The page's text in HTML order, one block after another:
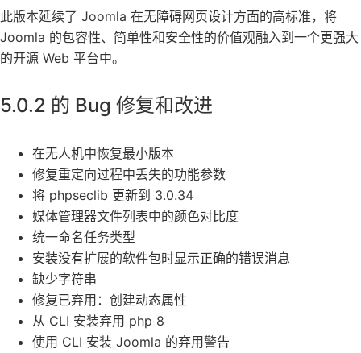
此版本延续了 Joomla 在无障碍网页设计方面的高标准，将
Joomla 的包容性、简单性和安全性的价值观融入到一个更强大
的开源 Web 平台中。
5.0.2 的 Bug 修复和改进
在无人机中恢复最小版本
修复重定向过程中丢失的功能参数
将 phpseclib 更新到 3.0.34
媒体管理器文件列表中的颜色对比度
统一命名任务类型
安装没有扩展的软件包时显示正确的错误消息
缺少字符串
修复已弃用：创建动态属性
从 CLI 安装弃用 php 8
使用 CLI 安装 Joomla 的弃用警告